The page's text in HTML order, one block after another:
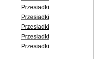
Przesiadki
Przesiadki
Przesiadki
Przesiadki
Przesiadki